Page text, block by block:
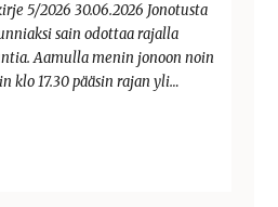
5/2026 30.06.2026 Jonotusta
sain odottaa rajalla
Aamulla menin jonoon noin
klo 17.30 pääsin rajan yli…